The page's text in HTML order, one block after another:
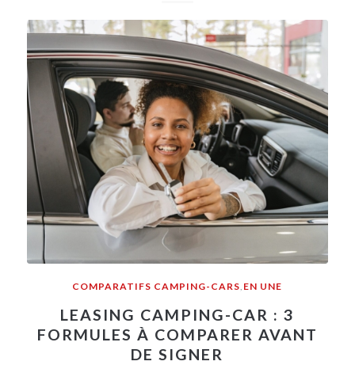
COMPARATIFS CAMPING-CARS, EN UNE
LEASING CAMPING-CAR : 3
FORMULES À COMPARER AVANT
DE SIGNER